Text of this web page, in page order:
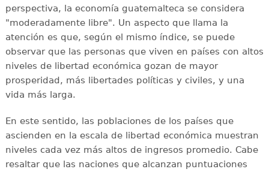
perspectiva, la economía guatemalteca se considera
"moderadamente libre". Un aspecto que llama la
atención es que, según el mismo índice, se puede
observar que las personas que viven en países con altos
niveles de libertad económica gozan de mayor
prosperidad, más libertades políticas y civiles, y una
vida más larga.
En este sentido, las poblaciones de los países que
ascienden en la escala de libertad económica muestran
niveles cada vez más altos de ingresos promedio. Cabe
resaltar que las naciones que alcanzan puntuaciones